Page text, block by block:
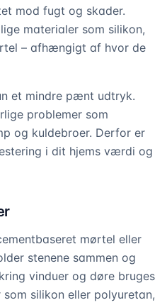
mod fugt og skader.
materialer som silikon,
– afhængigt af hvor de
et mindre pænt udtryk.
problemer som
og kuldebroer. Derfor er
i dit hjems værdi og
mørtel eller
stenene sammen og
vinduer og døre bruges
silikon eller polyuretan,